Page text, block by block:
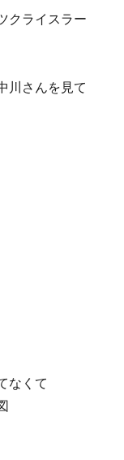
クライスラー
川さんを見て
なくて